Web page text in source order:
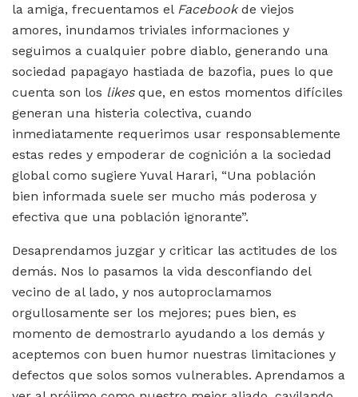
la amiga, frecuentamos el Facebookde viejos
amores, inundamos triviales informaciones y
seguimos a cualquier pobre diablo, generando una
sociedad papagayo hastiada de bazofia, pues lo que
cuenta son los likesque, en estos momentos difíciles
generan una histeria colectiva, cuando
inmediatamente requerimos usar responsablemente
estas redes y empoderar de cognición a la sociedad
global como sugiere Yuval Harari, “Una población
bien informada suele ser mucho más poderosa y
efectiva que una población ignorante”.
Desaprendamos juzgar y criticar las actitudes de los
demás. Nos lo pasamos la vida desconfiando del
vecino de al lado, y nos autoproclamamos
orgullosamente ser los mejores; pues bien, es
momento de demostrarlo ayudando a los demás y
aceptemos con buen humor nuestras limitaciones y
defectos que solos somos vulnerables. Aprendamos a